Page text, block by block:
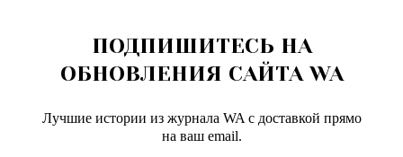
ПОДПИШИТЕСЬ НА
ОБНОВЛЕНИЯ САЙТА WA
Лучшие истории из журнала WA c доставкой прямо
на ваш email.